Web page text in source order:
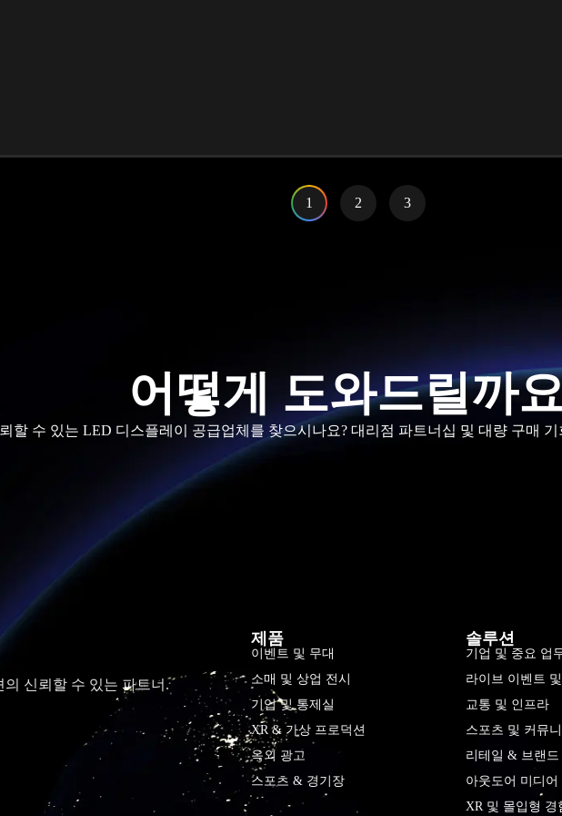
1 2 3
어떻게 도와드릴까
할 수 있는 LED 디스플레이 공급업체를 찾으시나요? 대리점 파트너십 및 대량 구매
신뢰할 수 있는 파트너.
제품
이벤트 및 무대
소매 및 상업 전시
기업 및 통제실
XR & 가상 프로덕션
옥외 광고
스포츠 & 경기장
솔루션
기업 및 중요 업
라이브 이벤트
교통 및 인프라
스포츠 및 커뮤
리테일 & 브랜드
아웃도어 미디
XR 및 몰입형 경